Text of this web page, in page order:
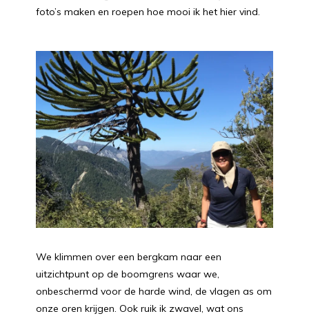
foto’s maken en roepen hoe mooi ik het hier vind.
We klimmen over een bergkam naar een
uitzichtpunt op de boomgrens waar we,
onbeschermd voor de harde wind, de vlagen as om
onze oren krijgen. Ook ruik ik zwavel, wat ons